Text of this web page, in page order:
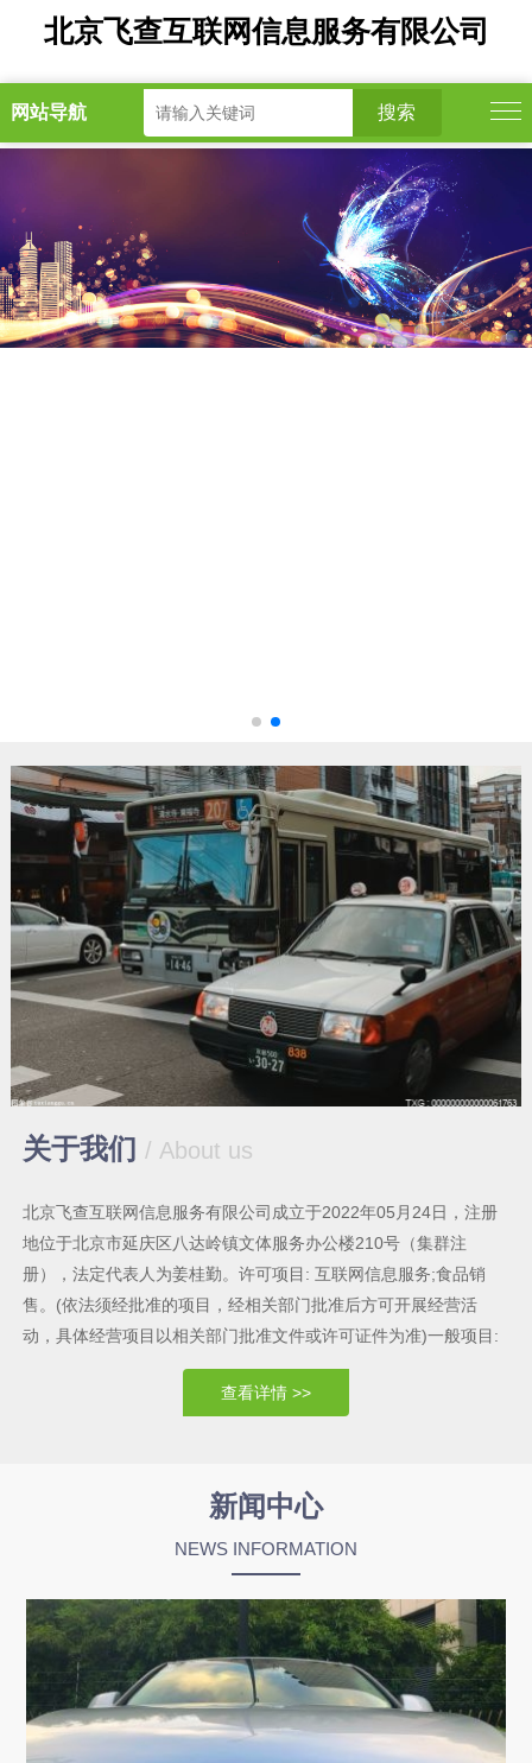
北京飞查互联网信息服务有限公司
网站导航
关于我们 / About us
北京飞查互联网信息服务有限公司成立于2022年05月24日，注册
地位于北京市延庆区八达岭镇文体服务办公楼210号（集群注
册），法定代表人为姜桂勤。许可项目: 互联网信息服务;食品销
售。(依法须经批准的项目，经相关部门批准后方可开展经营活
动，具体经营项目以相关部门批准文件或许可证件为准)一般项目:
技术服务、技术开发、技术咨询、技术交流、技术转让、技术推广;
软件开发:软件外包服务;网络技术服务:网络与信息安全软件开发平
务:企业管理:企业管理咨询。(除 依法须经批准的项目外，凭营业执
照依法自主开展经营活动) (不得从事国家和本市产业政策禁止和限
制类项目的经营活动。)；
查看详情 >>
新闻中心
NEWS INFORMATION